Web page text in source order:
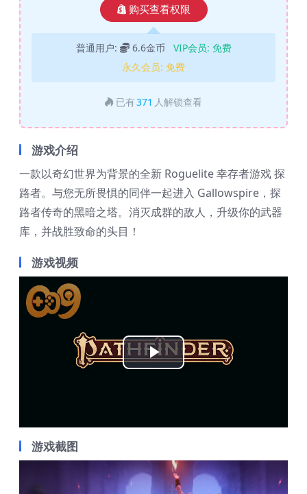
购买查看权限
普通用户: 6.6金币 VIP会员: 免费
永久会员: 免费
已有371 人解锁查看
游戏介绍
一款以奇幻世界为背景的全新 Roguelite 幸存者游戏 探
路者。与您无所畏惧的同伴一起进入 Gallowspire，探
路者传奇的黑暗之塔。消灭成群的敌人，升级你的武器
库，并战胜致命的头目！
游戏视频
Play
游戏截图